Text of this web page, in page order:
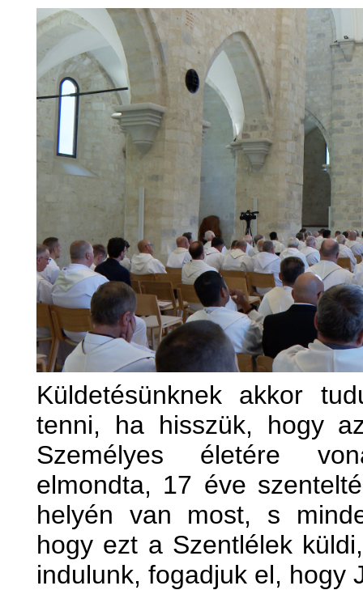
Küldetésünknek akkor
tenni, ha hisszük, hogy
Személyes életére
elmondta, 17 éve
helyén van most, s
hogy ezt a Szentlélek
indulunk, fogadjuk el, hogy